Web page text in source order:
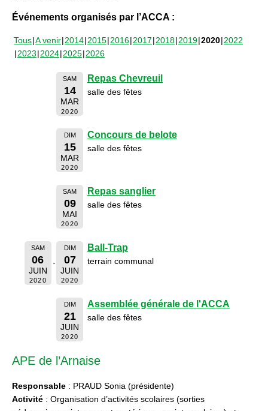
Événements organisés par l’ACCA :
Tous A venir 2014 2015 2016 2017 2018 2019 2020 2022
2023 2024 2025 2026
SAM
14
MAR
2020
Repas Chevreuil
salle des fêtes
DIM
15
MAR
2020
Concours de belote
salle des fêtes
SAM
09
MAI
2020
Repas sanglier
salle des fêtes
SAM
06
JUIN
2020
DIM
07
JUIN
2020
Ball-Trap
terrain communal
DIM
21
JUIN
2020
Assemblée générale de l'ACCA
salle des fêtes
APE de l’Arnaise
Responsable : PRAUD Sonia (présidente)
Activité : Organisation d’activités scolaires (sorties